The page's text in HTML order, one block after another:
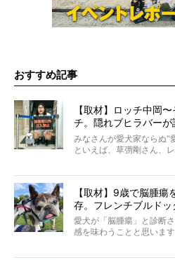
おすすめ記事
【取材】ロッチ中岡
チ。隠れブヒラバー
【前編】
みなさんが愛犬家ならぬ“
といえば、草彅剛さん、
ルを飼っている方が多い
も、じつは大のフレブル
んのインスタグラムを覗
ントがフォローされてい
LIFE』モデルのnicoやト
そんな中岡さんに、フレ
た。そのブヒ愛っぷりは
【取材】9歳で脳腫
存。フレンチブルド
愛犬が「脳腫瘍」と診断
感を味わうことと思いま
たひとり。だからこそ、
解をしているつもりです